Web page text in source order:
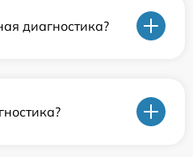
диагностика?